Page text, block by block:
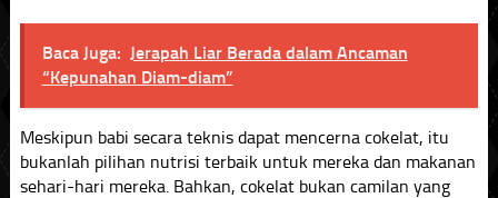
Baca Juga: Jerapah Liar Berada dalam Ancaman
“Kepunahan Diam-diam”
Meskipun babi secara teknis dapat mencerna cokelat, itu
bukanlah pilihan nutrisi terbaik untuk mereka dan makanan
sehari-hari mereka. Bahkan, cokelat bukan camilan yang